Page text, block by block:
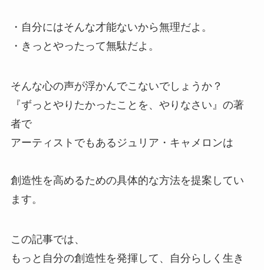
・自分にはそんな才能ないから無理だよ。
・きっとやったって無駄だよ。
そんな心の声が浮かんでこないでしょうか？
『ずっとやりたかったことを、やりなさい』の著
者で
アーティストでもあるジュリア・キャメロンは
創造性を高めるための具体的な方法を提案してい
ます。
この記事では、
もっと自分の創造性を発揮して、自分らしく生き